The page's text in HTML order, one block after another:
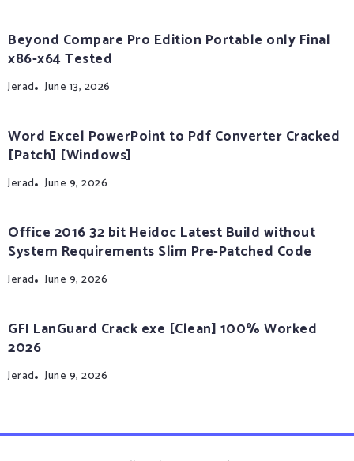
Beyond Compare Pro Edition Portable only Final
x86-x64 Tested
Jerad June 13, 2026
Word Excel PowerPoint to Pdf Converter Cracked
[Patch] [Windows]
Jerad June 9, 2026
Office 2016 32 bit Heidoc Latest Build without
System Requirements Slim Pre-Patched Code
Jerad June 9, 2026
GFI LanGuard Crack exe [Clean] 100% Worked
2026
Jerad June 9, 2026